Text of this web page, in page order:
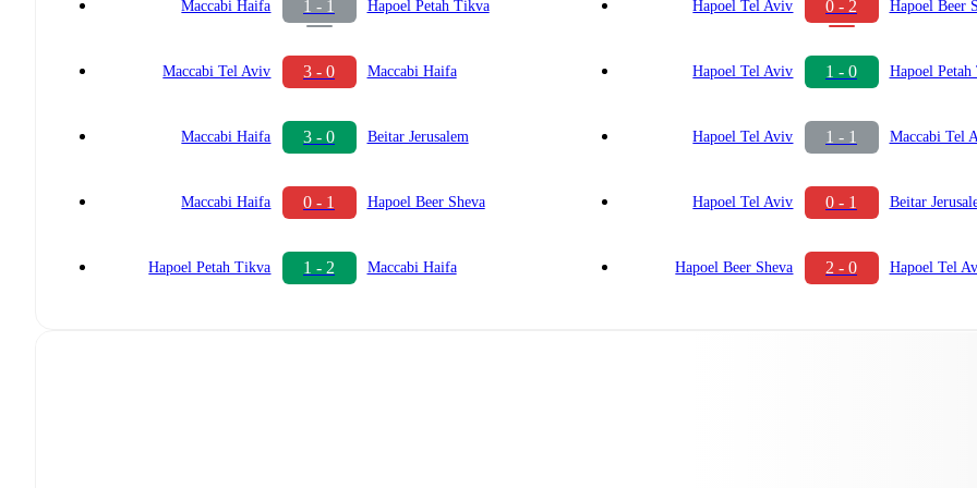
Maccabi Haifa 1 - 1 Hapoel Petah Tikva
Maccabi Tel Aviv 3 - 0 Maccabi Haifa
Maccabi Haifa 3 - 0 Beitar Jerusalem
Maccabi Haifa 0 - 1 Hapoel Beer Sheva
Hapoel Petah Tikva 1 - 2 Maccabi Haifa
Hapoel Tel Aviv 0 - 2 Hapoel Beer
Hapoel Tel Aviv 1 - 0 Hapoel
Hapoel Tel Aviv 1 - 1 Maccabi Tel
Hapoel Tel Aviv 0 - 1 Beitar
Hapoel Beer Sheva 2 - 0 Hapoel Tel